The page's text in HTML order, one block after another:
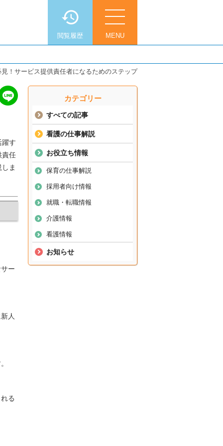
MENU
閲覧履歴
！サービス提供責任者になるためのステップ
カテゴリー
すべての記事
看護の仕事解説
お役立ち情報
保育の仕事解説
採用者向け情報
就職・転職情報
介護情報
看護情報
お知らせ
躍す
責任
ま
ー
人
る